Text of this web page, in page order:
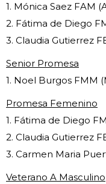
1. Mónica Saez FAM
2. Fátima de Diego
3. Claudia Gutierrez
Senior Promesa
1. Noel Burgos FMM
Promesa Femenino
1. Fátima de Diego
2. Claudia Gutierrez
3. Carmen Maria
Veterano A Masculino